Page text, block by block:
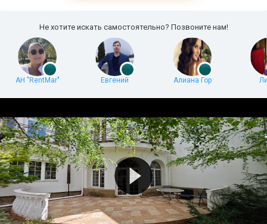
Не хотите искать самостоятельно? Позвоните нам!
АН "RentMar" Евгений Алиана Гор